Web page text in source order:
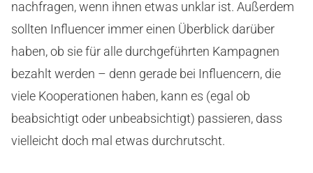
nachfragen, wenn ihnen etwas unklar ist. Außerdem
sollten Influencer immer einen Überblick darüber
haben, ob sie für alle durchgeführten Kampagnen
bezahlt werden – denn gerade bei Influencern, die
viele Kooperationen haben, kann es (egal ob
beabsichtigt oder unbeabsichtigt) passieren, dass
vielleicht doch mal etwas durchrutscht.